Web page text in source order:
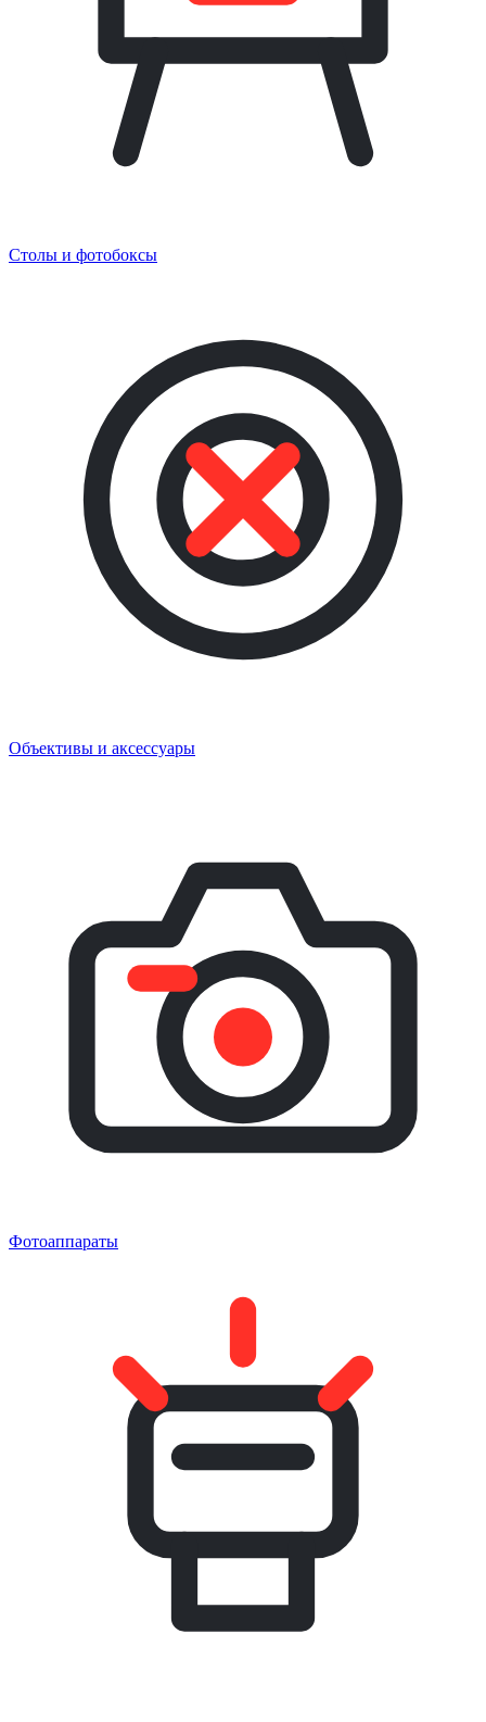
Столы и фотобоксы
Объективы и аксессуары
Фотоаппараты